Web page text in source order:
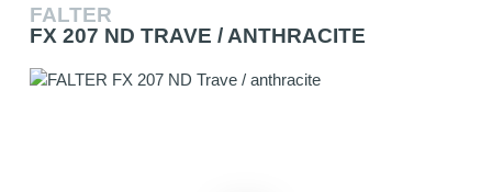
FALTER
FX 207 ND TRAVE / ANTHRACITE